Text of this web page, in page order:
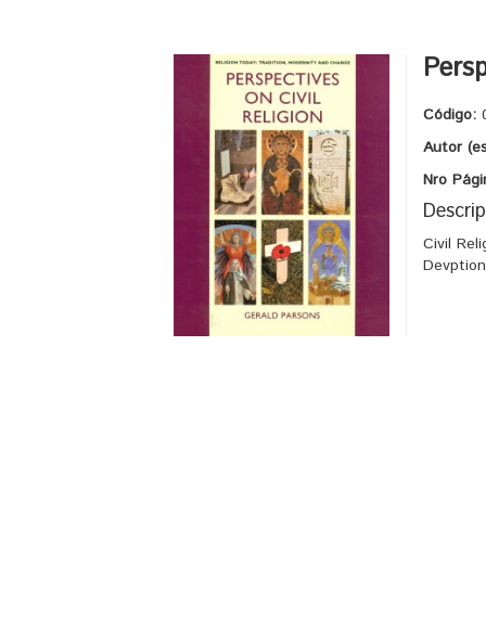
Código:
Autor
Nro
Civil